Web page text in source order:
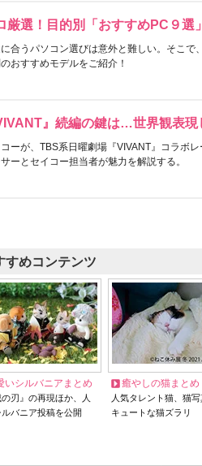
厳選！目的別「おすすめPC９選
合うパソコン選びは意外と難しい。そこで
おすすめモデルをご紹介！
』続編の鍵は…世界観表
ーが、TBS系日曜劇場『VIVANT』コラボ
ーとセイコー担当者が魅力を解説する。
すめコンテンツ
いシルバニアまとめ
の刃』の再現ほか、人
バニア投稿を公開
癒やしの猫まとめ
人気タレント猫、猫写
キュートな猫ズラリ